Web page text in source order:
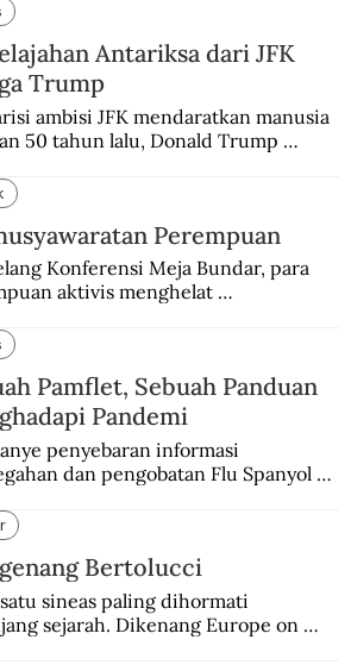
Antariksa dari JFK
Trump
ambisi JFK mendaratkan manusia
50 tahun lalu, Donald Trump
Perempuan
Konferensi Meja Bundar, para
aktivis menghelat
Indonesia di KMB.
Pamflet, Sebuah Panduan
Pandemi
penyebaran informasi
dan pengobatan Flu Spanyol di
Bertolucci
satu sineas paling dihormati
sejarah. Dikenang Europe on